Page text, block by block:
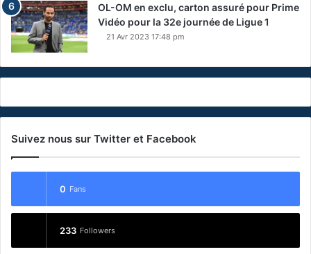
OL-OM en exclu, carton assuré pour Prime
Vidéo pour la 32e journée de Ligue 1
21 Avr 2023 17:48 pm
Suivez nous sur Twitter et Facebook
0 Fans
233 Followers